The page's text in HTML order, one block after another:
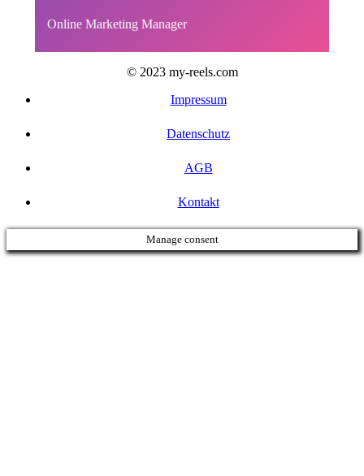
Online Marketing Manager
© 2023 my-reels.com
Impressum
Datenschutz
AGB
Kontakt
Manage consent